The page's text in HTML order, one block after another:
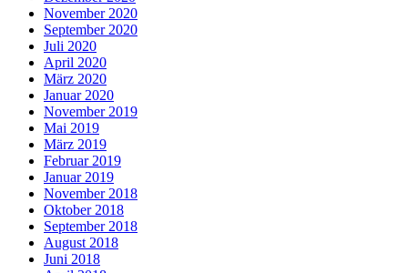
November 2020
September 2020
Juli 2020
April 2020
März 2020
Januar 2020
November 2019
Mai 2019
März 2019
Februar 2019
Januar 2019
November 2018
Oktober 2018
September 2018
August 2018
Juni 2018